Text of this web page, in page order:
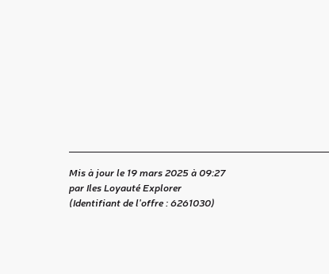
Mis à jour le 19 mars 2025 à 09:27
par Iles Loyauté Explorer
(Identifiant de l'offre :6261030)